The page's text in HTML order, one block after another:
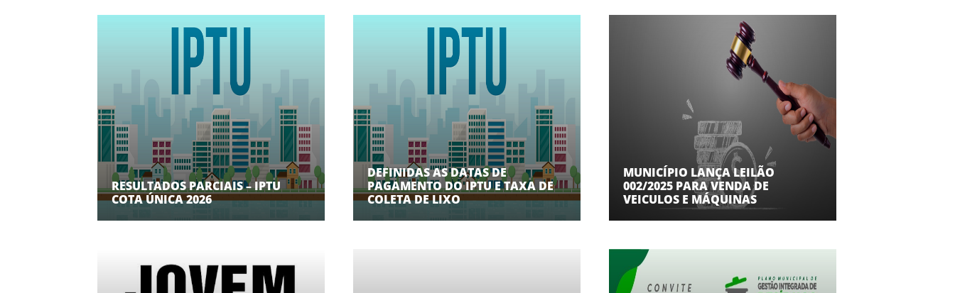
RESULTADOS PARCIAIS – IPTU
COTA ÚNICA 2026
DEFINIDAS AS DATAS DE
PAGAMENTO DO IPTU E TAXA DE
COLETA DE LIXO
MUNICÍPIO LANÇA LEILÃO
002/2025 PARA VENDA DE
VEICULOS E MÁQUINAS